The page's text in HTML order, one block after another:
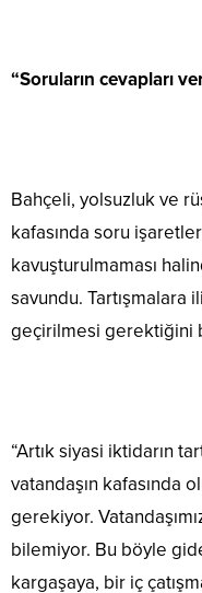
“Soruların cevapları
Bahçeli, yolsuzluk ve
kafasında soru
kavuşturulmaması
savundu. Tartışmalara
geçirilmesi gerektiğini
“Artık siyasi iktidarın
vatandaşın kafasında
gerekiyor.
bilemiyor. Bu böyle
kargaşaya, bir iç